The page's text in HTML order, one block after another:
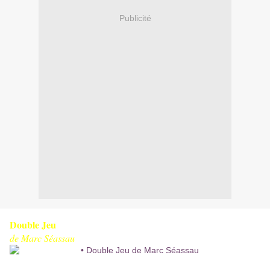
Publicité
Double Jeu
de Marc Séassau